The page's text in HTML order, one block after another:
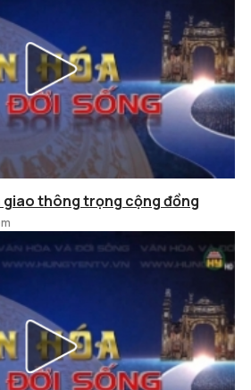
giao thông trọng cộng đồng